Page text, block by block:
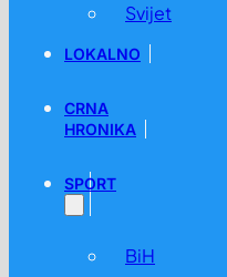
Svijet
LOKALNO
CRNA
HRONIKA
SPORT
BiH